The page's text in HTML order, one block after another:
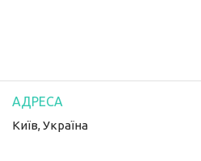
Київ, Україна